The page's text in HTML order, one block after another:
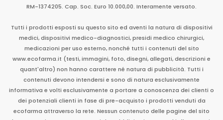
RM-1374205. Cap. Soc. Euro 10.000,00. Interamente versato.
Tutti i prodotti esposti su questo sito ed aventi la natura di dispositivi
medici, dispositivi medico-diagnostici, presidi medico chirurgici,
medicazioni per uso esterno, nonché tutti i contenuti del sito
www.ecofarma.it (testi, immagini, foto, disegni, allegati, descrizioni e
quant'altro) non hanno carattere né natura di pubblicità. Tutti i
contenuti devono intendersi e sono di natura esclusivamente
informativa e volti esclusivamente a portare a conoscenza dei clienti o
dei potenziali clienti in fase di pre-acquisto i prodotti venduti da
ecofarma attraverso la rete. Nessun contenuto delle pagine del sito